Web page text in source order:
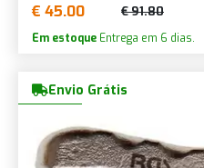
€ 45.00 € 91.80
Em estoque Entrega em 6 dias.
Envio Grátis